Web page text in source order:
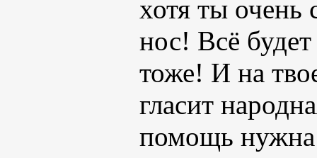
хотя ты очень
нос! Всё
тоже! И на
гласит
помощь